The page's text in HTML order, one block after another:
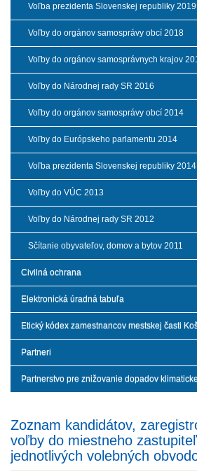
Voľba prezidenta Slovenskej republiky 2019
Voľby do orgánov samosprávy obcí 2018
Voľby do orgánov samosprávnych krajov
Voľby do Národnej rady SR 2016
Voľby do orgánov samosprávy obcí 2014
Voľby do Európskeho parlamentu 2014
Voľba prezidenta Slovenskej republiky 2014
Voľby do VÚC 2013
Voľby do Národnej rady SR 2012
Sčítanie obyvateľov, domov a bytov 2011
Civilná ochrana
Elektronická úradná tabuľa
Etický kódex zamestnancov mestskej časti
Partneri
Partnerstvo pre znižovanie dopadov
Zoznam kandidátov,
voľby do miestneho
jednotlivých volebných